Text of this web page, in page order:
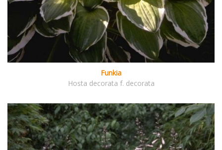
Funkia
Hosta decorata f. decorata